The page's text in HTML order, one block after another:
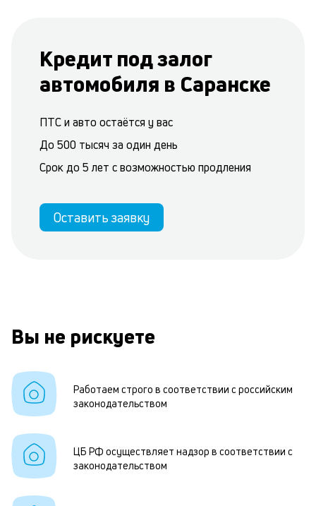
Кредит под залог
автомобиля в Саранске
ПТС и авто остаётся у вас
До 500 тысяч за один день
Срок до 5 лет с возможностью продления
Оставить заявку
Вы не рискуете
Работаем строго в соответствии с российским
законодательством
ЦБ РФ осуществляет надзор в соответствии с
законодательством